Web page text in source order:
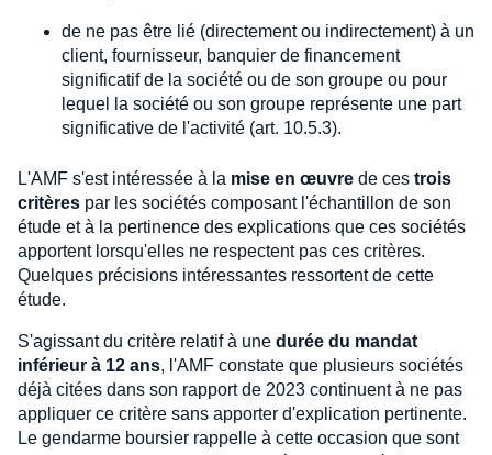
de ne pas être lié (directement ou indirectement) à un
client, fournisseur, banquier de financement
significatif de la société ou de son groupe ou pour
lequel la société ou son groupe représente une part
significative de l'activité (art. 10.5.3).
L'AMF s'est intéressée à la mise en œuvre de ces trois
critères par les sociétés composant l'échantillon de son
étude et à la pertinence des explications que ces sociétés
apportent lorsqu'elles ne respectent pas ces critères.
Quelques précisions intéressantes ressortent de cette
étude.
S'agissant du critère relatif à une durée du mandat
inférieur à 12 ans, l'AMF constate que plusieurs sociétés
déjà citées dans son rapport de 2023 continuent à ne pas
appliquer ce critère sans apporter d'explication pertinente.
Le gendarme boursier rappelle à cette occasion que sont